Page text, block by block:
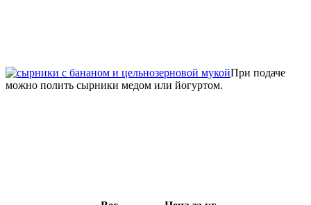
При подаче
можно полить сырники медом или йогуртом.